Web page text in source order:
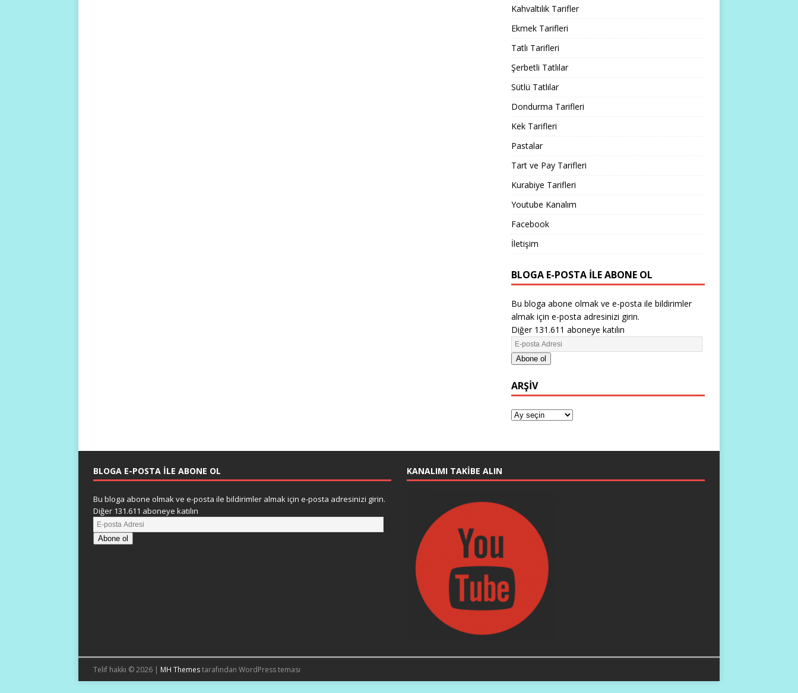
Kahvaltılık Tarifler
Ekmek Tarifleri
Tatlı Tarifleri
Şerbetli Tatlılar
Sütlü Tatlılar
Dondurma Tarifleri
Kek Tarifleri
Pastalar
Tart ve Pay Tarifleri
Kurabiye Tarifleri
Youtube Kanalım
Facebook
İletişim
BLOGA E-POSTA ILE ABONE OL
Bu bloga abone olmak ve e-posta ile bildirimler
almak için e-posta adresinizi girin.
Diğer 131.611 aboneye katılın
Abone ol
ARŞIV
BLOGA E-POSTA ILE ABONE OL
Bu bloga abone olmak ve e-posta ile bildirimler almak için e-posta adresinizi girin.
Diğer 131.611 aboneye katılın
Abone ol
KANALIMI TAKIBE ALIN
Telif hakkı © 2026 | MH Themestarafından WordPress teması